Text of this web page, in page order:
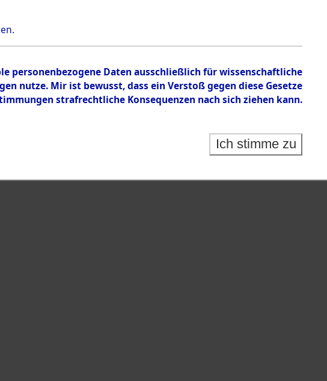
personenbezogene Daten ausschließlich für wissenschaftliche
nutze. Mir ist bewusst, dass ein Verstoß gegen diese Gesetze
strafrechtliche Konsequenzen nach sich ziehen kann.
Ich stimme zu